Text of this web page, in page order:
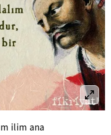
ilim ana